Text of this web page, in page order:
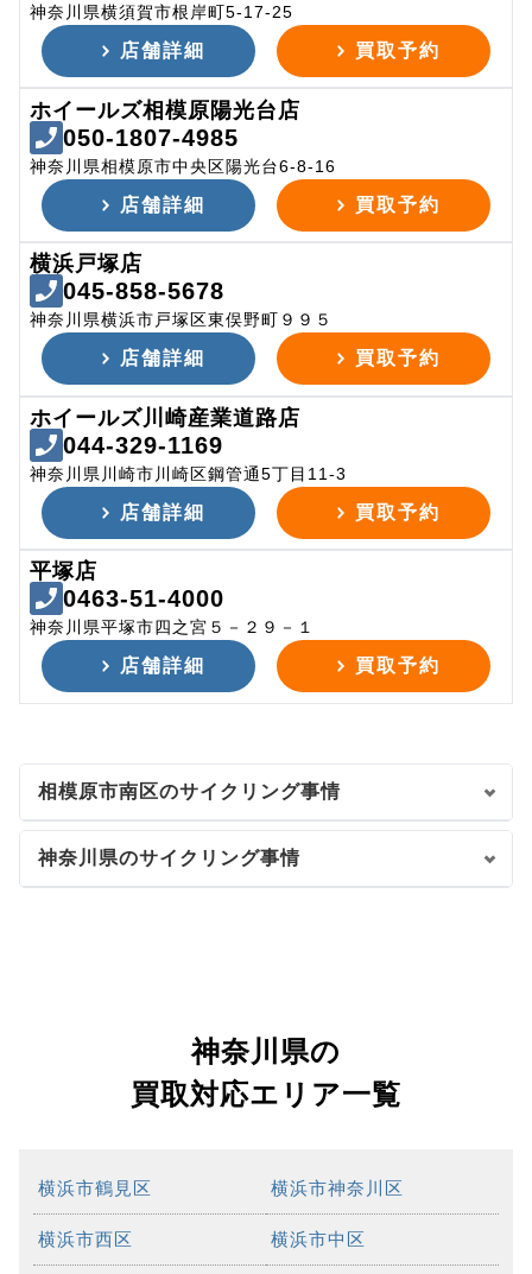
神奈川県横須賀市根岸町5-17-25
店舗詳細 買取予約
ホイールズ相模原陽光台店
050-1807-4985
神奈川県相模原市中央区陽光台6-8-16
店舗詳細 買取予約
横浜戸塚店
045-858-5678
神奈川県横浜市戸塚区東俣野町９９５
店舗詳細 買取予約
ホイールズ川崎産業道路店
044-329-1169
神奈川県川崎市川崎区鋼管通5丁目11-3
店舗詳細 買取予約
平塚店
0463-51-4000
神奈川県平塚市四之宮５－２９－１
店舗詳細 買取予約
相模原市南区のサイクリング事情
神奈川県のサイクリング事情
神奈川県の
買取対応エリア一覧
横浜市鶴見区 横浜市神奈川区
横浜市西区 横浜市中区